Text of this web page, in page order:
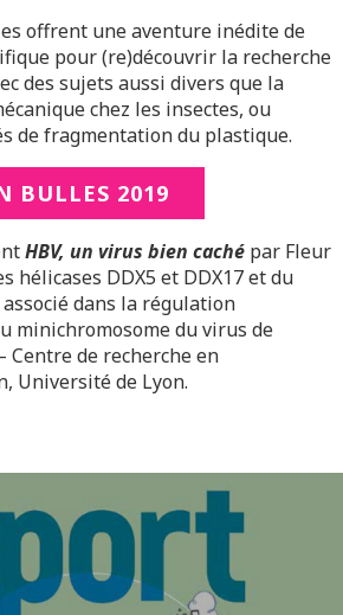
offrent une aventure inédite de
pour (re)découvrir la recherche
des sujets aussi divers que la
chez les insectes, ou
de fragmentation du plastique.
BULLES 2019
HBV, un virus bien caché par Fleur
hélicases DDX5 et DDX17 et du
dans la régulation
minichromosome du virus de
Centre de recherche en
Université de Lyon.